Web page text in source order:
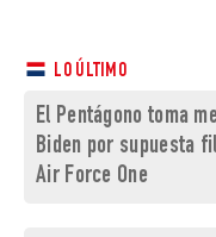
LO ÚLTIMO
El Pentágono toma
Biden por supuesta
Air Force One